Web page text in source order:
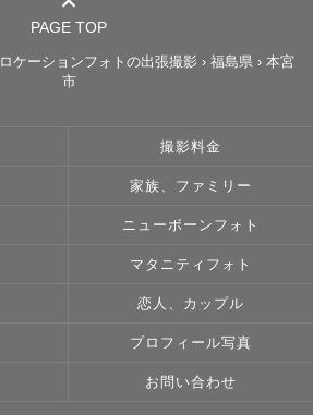
PAGE TOP
ケーションフォトの出張撮影 › 福島県› 本宮
市
撮影料金
家族、ファミリー
ニューボーンフォト
マタニティフォト
恋人、カップル
プロフィール写真
お問い合わせ